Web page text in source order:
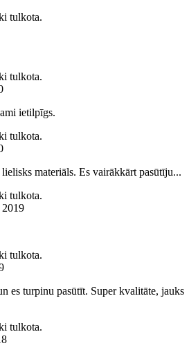
tulkota.
tulkota.
ietilpīgs.
tulkota.
materiāls. Es vairākkārt pasūtīju...
tulkota.
2019
tulkota.
es turpinu pasūtīt. Super kvalitāte, jauks
tulkota.